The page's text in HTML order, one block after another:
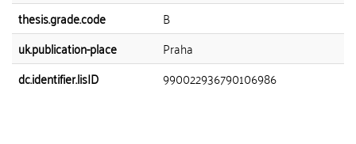
thesis.grade.code
B
uk.publication-place
Praha
dc.identifier.lisID
990022936790106986